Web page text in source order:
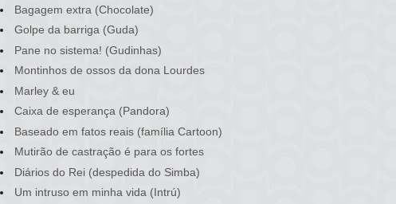
Bagagem extra (Chocolate)
Golpe da barriga (Guda)
Pane no sistema! (Gudinhas)
Montinhos de ossos da dona Lourdes
Marley & eu
Caixa de esperança (Pandora)
Baseado em fatos reais (família Cartoon)
Mutirão de castração é para os fortes
Diários do Rei (despedida do Simba)
Um intruso em minha vida (Intrú)